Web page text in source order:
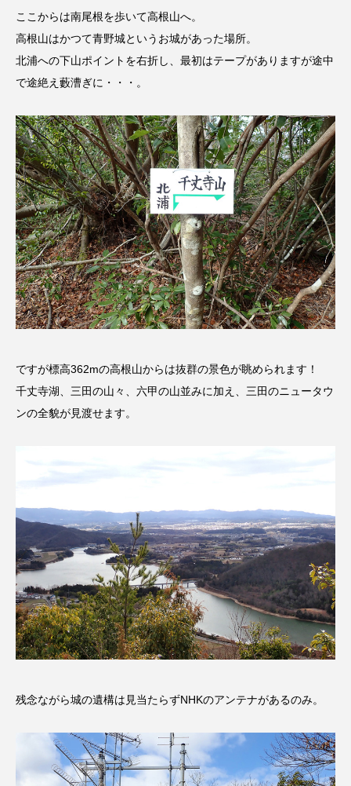
アリス館 アル・パチーノ
アン・ハサウェイ アーカイブ アート
イエス・キリスト
イギリス製作 イタリア イタリア映画
イベント イラク インタビュー
インド映画 イ・レ ウィキッド
ウィキッド 永遠の約束
ウィリアム・シェイクスピア
ウインド・アンサンブル・コスモス
エディントンへようこそ エミリア・ペレス
エル・ファニング
エンターテインメント
オダギリ・ジョー オム・ハヌル
オーケストラ カタール カナダ映画
カフェテラス カラーモンスター
カンヌ国際映画祭 カーテンコールの灯
ガーデニングラジオ キム・へヨン
キング・オブ・キングス クラファン
クリスマス クロエ・ジャオ グリム兄弟
ここからは南尾根を歩いて高根山へ。
高根山はかつて青野城というお城があった場所。
北浦への下山ポイントを右折し、最初はテープがありますが途中
で途絶え藪漕ぎに・・・。
ですが標高362mの高根山からは抜群の景色が眺められます！
千丈寺湖、三田の山々、六甲の山並みに加え、三田のニュータウ
ンの全貌が見渡せます。
残念ながら城の遺構は見当たらずNHKのアンテナがあるのみ。